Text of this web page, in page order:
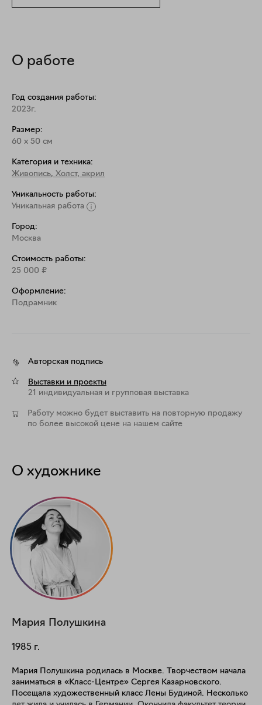
О работе
Год создания работы:
2023г.
Размер:
60 x 50 см
Категория и техника:
Живопись, Холст, акрил
Уникальность работы:
Уникальная работа
Город:
Москва
Стоимость работы:
25 000 ₽
Оформление:
Подрамник
Авторская подпись
Выставки и проекты
21 индивидуальная и групповая выставка
Работу можно будет выставить на повторную продажу
по более высокой цене на нашем сайте
О художнике
Мария Полушкина
1985 г.
Мария Полушкина родилась в Москве. Творчеством начала
заниматься в «Класс-Центре» Сергея Казарновского.
Посещала художественный класс Лены Будиной. Несколько